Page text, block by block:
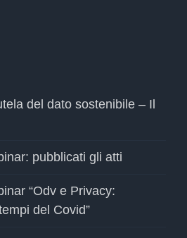
del dato sostenibile – Il
pubblicati gli atti
“Odv e Privacy:
del Covid”